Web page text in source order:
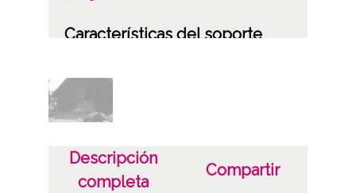
Características del soporte
19850525
Lugar
Aquitania (Francia)
Descripción
completa
Compartir